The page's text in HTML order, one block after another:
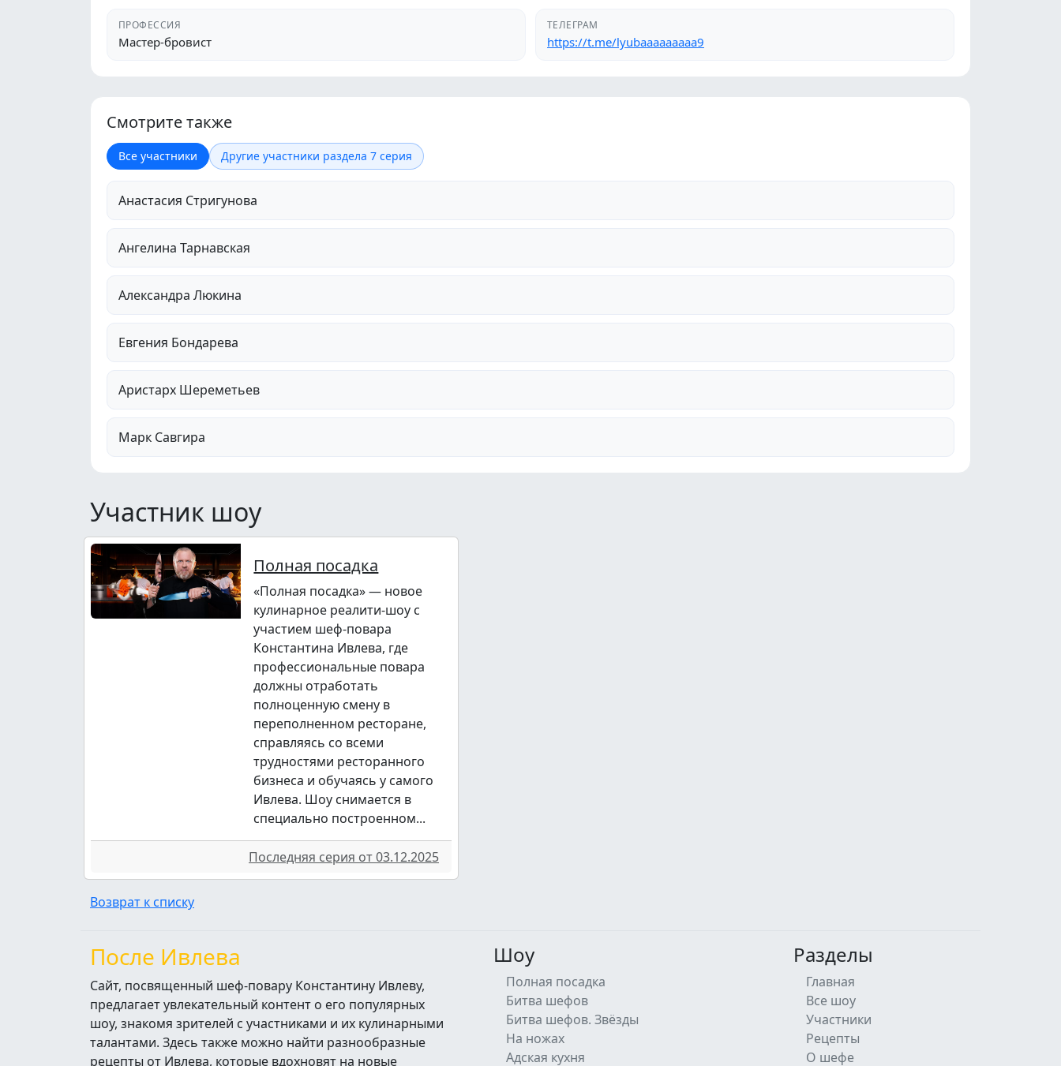
ПРОФЕССИЯ
Мастер-бровист
ТЕЛЕГРАМ
https://t.me/lyubaaaaaaaaa9
Смотрите также
Все участники Другие участники раздела 7 серия
Анастасия Стригунова
Ангелина Тарнавская
Александра Люкина
Евгения Бондарева
Аристарх Шереметьев
Марк Савгира
Участник шоу
Полная посадка
«Полная посадка» — новое
кулинарное реалити-шоу с
участием шеф-повара
Константина Ивлева, где
профессиональные повара
должны отработать
полноценную смену в
переполненном ресторане,
справляясь со всеми
трудностями ресторанного
бизнеса и обучаясь у самого
Ивлева. Шоу снимается в
специально построенном...
Последняя серия от 03.12.2025
Возврат к списку
После Ивлева
Сайт, посвященный шеф-повару Константину Ивлеву,
предлагает увлекательный контент о его популярных
шоу, знакомя зрителей с участниками и их кулинарными
талантами. Здесь также можно найти разнообразные
рецепты от Ивлева, которые вдохновят на новые
Шоу
Полная посадка
Битва шефов
Битва шефов. Звёзды
На ножах
Адская кухня
Разделы
Главная
Все шоу
Участники
Рецепты
О шефе